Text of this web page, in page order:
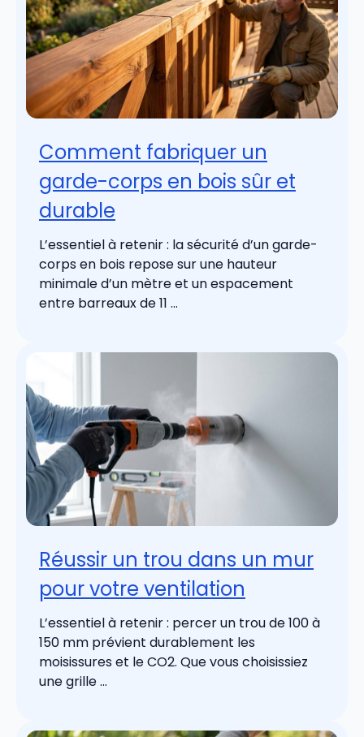
Comment fabriquer un
garde-corps en bois sûr et
durable
L’essentiel à retenir : la sécurité d’un garde-
corps en bois repose sur une hauteur
minimale d’un mètre et un espacement
entre barreaux de 11 ...
Réussir un trou dans un mur
pour votre ventilation
L’essentiel à retenir : percer un trou de 100 à
150 mm prévient durablement les
moisissures et le CO2. Que vous choisissiez
une grille ...